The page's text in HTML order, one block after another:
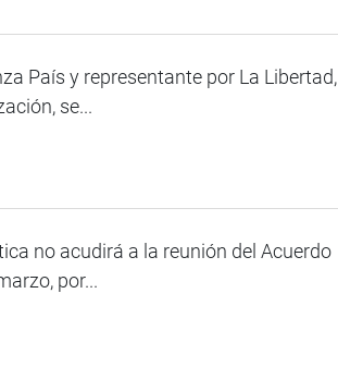
País y representante por La Libertad,
se...
no acudirá a la reunión del Acuerdo
por...